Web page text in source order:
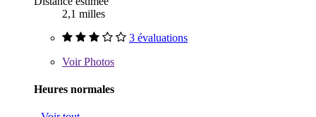
2,1 milles
3 évaluations
VoirPhotos
Heures normales